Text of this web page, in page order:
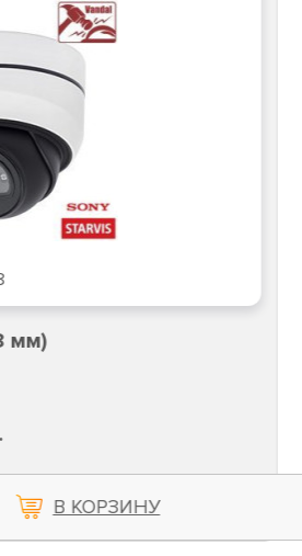
мм)
В КОРЗИНУ